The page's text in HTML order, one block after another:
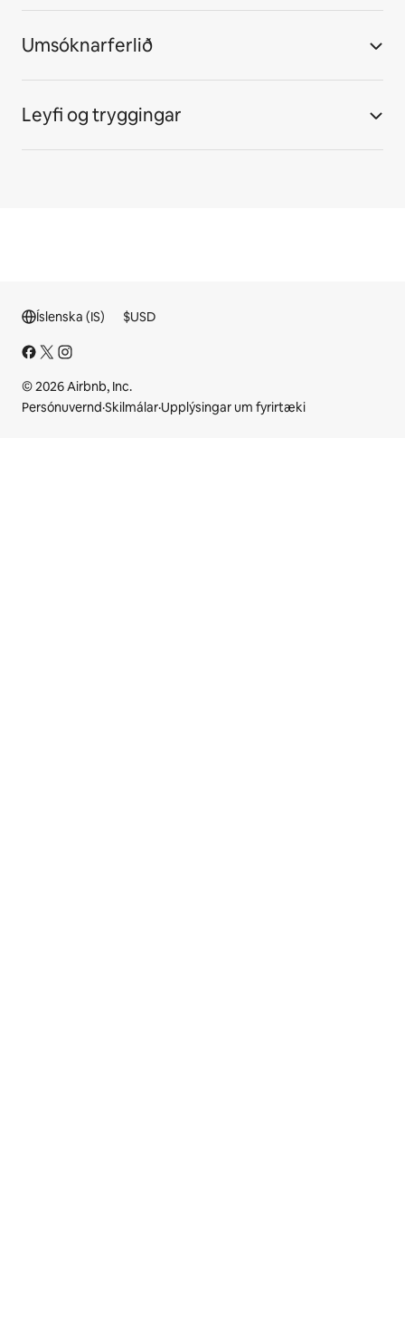
Umsóknarferlið
Leyfi og tryggingar
Íslenska (IS) $USD
© 2026 Airbnb, Inc.
Persónuvernd·Skilmálar·Upplýsingar um fyrirtæki